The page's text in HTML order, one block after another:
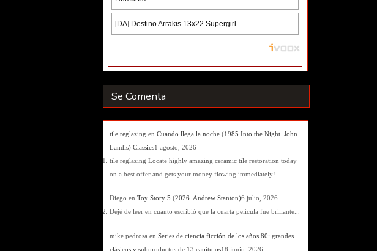
Se Comenta
tile reglazing en Cuando llega la noche (1985 Into the Night. John
Landis) Classics1 agosto, 2026
tile reglazing Locate highly amazing ceramic tile restoration today
on a best offer and gets your money flowing immediately!
Diego en Toy Story 5 (2026. Andrew Stanton)6 julio, 2026
Dejé de leer en cuanto escribió que la cuarta película fue brillante...
mike pedrosa en Series de ciencia ficción de los años 80: grandes
clásicos y subproductos de 13 capítulos18 junio, 2026